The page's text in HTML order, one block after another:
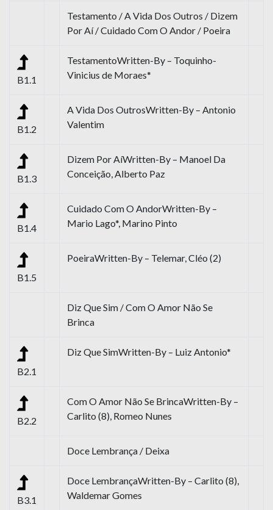
Testamento / A Vida Dos Outros / Dizem
Por Aí / Cuidado Com O Andor / Poeira
B1.1
TestamentoWritten-By – Toquinho-
Vinicius de Moraes*
B1.2
A Vida Dos OutrosWritten-By – Antonio
Valentim
B1.3
Dizem Por AíWritten-By – Manoel Da
Conceição, Alberto Paz
B1.4
Cuidado Com O AndorWritten-By –
Mario Lago*, Marino Pinto
B1.5
PoeiraWritten-By – Telemar, Cléo (2)
Diz Que Sim / Com O Amor Não Se
Brinca
B2.1
Diz Que SimWritten-By – Luiz Antonio*
B2.2
Com O Amor Não Se BrincaWritten-By –
Carlito (8), Romeo Nunes
Doce Lembrança / Deixa
B3.1
Doce LembrançaWritten-By – Carlito (8),
Waldemar Gomes